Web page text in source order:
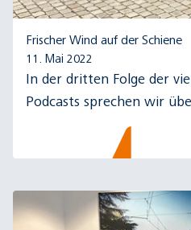
Frischer Wind auf der Schiene
11. Mai 2022
In der dritten Folge der
Podcasts sprechen wir
der rnv-